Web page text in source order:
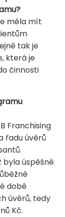
měla mít
tak je
která je
činnosti
Franchising
řadu úvěrů
byla úspěšně
době
úvěrů, tedy
Kč.